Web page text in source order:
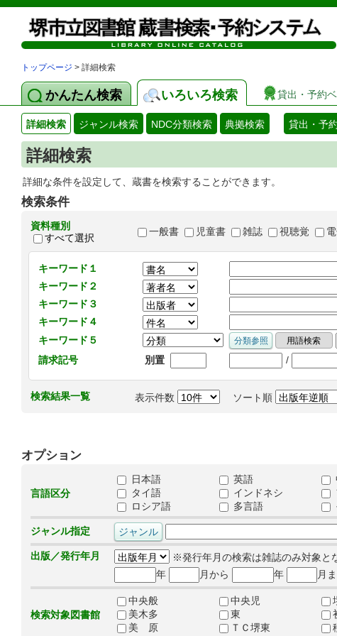
トップページ > 詳細検索
かんたん検索 いろいろ検索 貸出・予約
詳細検索 ジャンル検索 NDC分類検索 典拠検索 貸出・予
詳細検索
詳細な条件を設定して、蔵書を検索することができます。
検索条件
資料種別
すべて選択
一般書 児童書 雑誌 視聴覚
キーワード１
キーワード２
キーワード３
キーワード４
キーワード５
請求記号
別置 /
検索結果一覧 表示件数 ソート順
オプション
言語区分
日本語 英語
タイ語
インドネシ
ロシア語
多言語
ジャンル指定
出版／発行年月
※発行年月の検索は雑誌のみ対象と
年
月から 年 月
検索対象図書館
中央般 中央児
美木多
東
美 原
ＴＣ堺東